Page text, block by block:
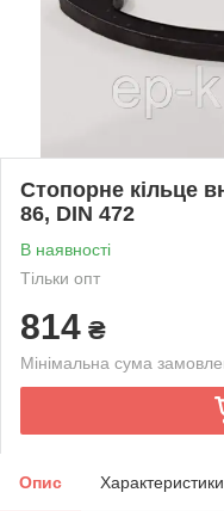
Стопорне кільце
86, DIN 472
В наявності
Тільки опт
814 ₴
Мінімальна сума
Опис Характеристики